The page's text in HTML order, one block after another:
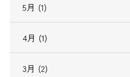
5月 (1)
4月 (1)
3月 (2)